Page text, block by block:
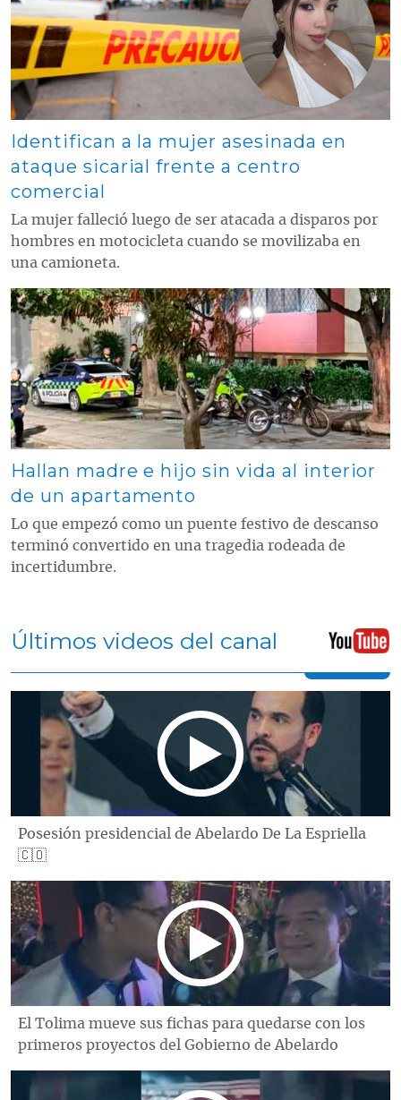
Identifican a la mujer asesinada en
ataque sicarial frente a centro
comercial
La mujer falleció luego de ser atacada a disparos por
hombres en motocicleta cuando se movilizaba en
una camioneta.
Contenido multimedia principal
Hallan madre e hijo sin vida al interior
de un apartamento
Lo que empezó como un puente festivo de descanso
terminó convertido en una tragedia rodeada de
incertidumbre.
Últimos videos del canal
Posesión presidencial de Abelardo De La Espriella
🇨🇴
El Tolima mueve sus fichas para quedarse con los
primeros proyectos del Gobierno de Abelardo